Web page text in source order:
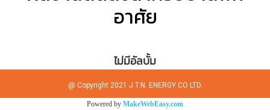
อาศัย
ไม่มีอัลบั้ม
@ Copyright 2021 J.T.N. ENERGY CO LTD.
Powered by MakeWebEasy.com